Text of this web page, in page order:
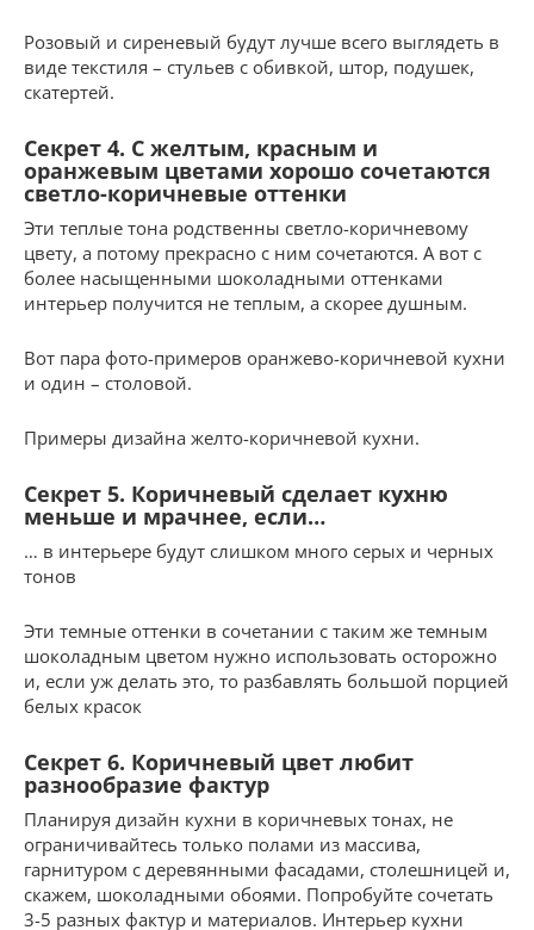
Розовый и сиреневый будут лучше всего выглядеть в
виде текстиля – стульев с обивкой, штор, подушек,
скатертей.
Секрет 4. С желтым, красным и
оранжевым цветами хорошо сочетаются
светло-коричневые оттенки
Эти теплые тона родственны светло-коричневому
цвету, а потому прекрасно с ним сочетаются. А вот с
более насыщенными шоколадными оттенками
интерьер получится не теплым, а скорее душным.
Вот пара фото-примеров оранжево-коричневой кухни
и один – столовой.
Примеры дизайна желто-коричневой кухни.
Секрет 5. Коричневый сделает кухню
меньше и мрачнее, если…
… в интерьере будут слишком много серых и черных
тонов
Эти темные оттенки в сочетании с таким же темным
шоколадным цветом нужно использовать осторожно
и, если уж делать это, то разбавлять большой порцией
белых красок
Секрет 6. Коричневый цвет любит
разнообразие фактур
Планируя дизайн кухни в коричневых тонах, не
ограничивайтесь только полами из массива,
гарнитуром с деревянными фасадами, столешницей и,
скажем, шоколадными обоями. Попробуйте сочетать
3-5 разных фактур и материалов. Интерьер кухни